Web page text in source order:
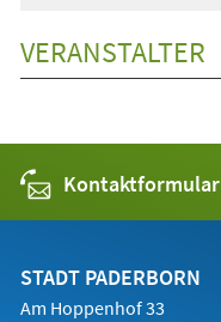
VERANSTALTER
Kontaktformular
STADT PADERBORN
Am Hoppenhof 33